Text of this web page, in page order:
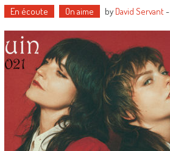
En écoute On aime by David Servant-